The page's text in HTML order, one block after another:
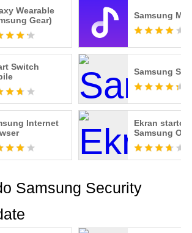
Wearable
Gear)
Samsung
Switch
Samsung
Internet
Ekran
Samsung
Samsung Security